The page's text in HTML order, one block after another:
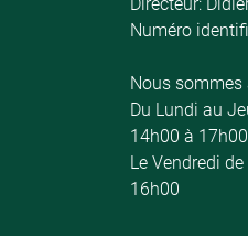
Numéro
Nous
Du Lundi au
14h00 à 17h00
Le Vendredi
16h00